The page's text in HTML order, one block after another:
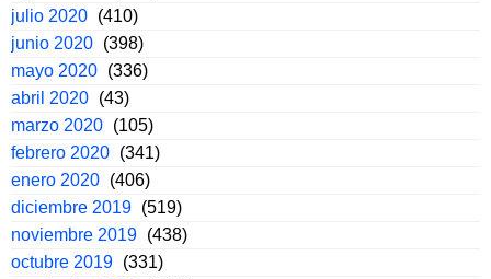
julio 2020 (410)
junio 2020 (398)
mayo 2020 (336)
abril 2020 (43)
marzo 2020 (105)
febrero 2020 (341)
enero 2020 (406)
diciembre 2019 (519)
noviembre 2019 (438)
octubre 2019 (331)